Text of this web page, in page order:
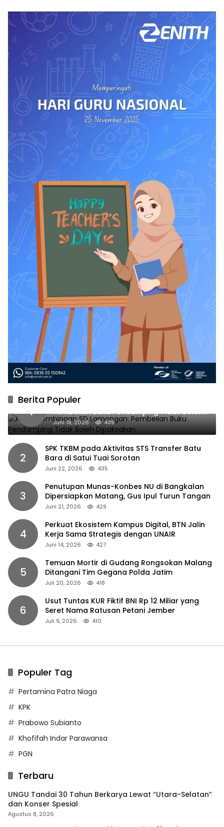
Berita Populer
1
Kabid Pembinaan SD Lamongan:
Pembelian Buku Pendamping Tidak Boleh
Dipaksakan
Juni 18, 2026 439
2
SPK TKBM pada Aktivitas STS Transfer Batu
Bara di Satui Tuai Sorotan
Juni 22, 2026 435
3
Penutupan Munas-Konbes NU di Bangkalan
Dipersiapkan Matang, Gus Ipul Turun Tangan
Juni 21, 2026 429
4
Perkuat Ekosistem Kampus Digital, BTN Jalin
Kerja Sama Strategis dengan UNAIR
Juni 14, 2026 427
5
Temuan Mortir di Gudang Rongsokan Malang
Ditangani Tim Gegana Polda Jatim
Juli 20, 2026 418
6
Usut Tuntas KUR Fiktif BNI Rp 12 Miliar yang
Seret Nama Ratusan Petani Jember
Juli 9, 2026 410
Populer Tag
Pertamina Patra Niaga
KPK
Prabowo Subianto
Khofifah Indar Parawansa
PGN
Terbaru
UNGU Tandai 30 Tahun Berkarya Lewat “Utara-Selatan”
dan Konser Spesial
Agustus 8, 2026